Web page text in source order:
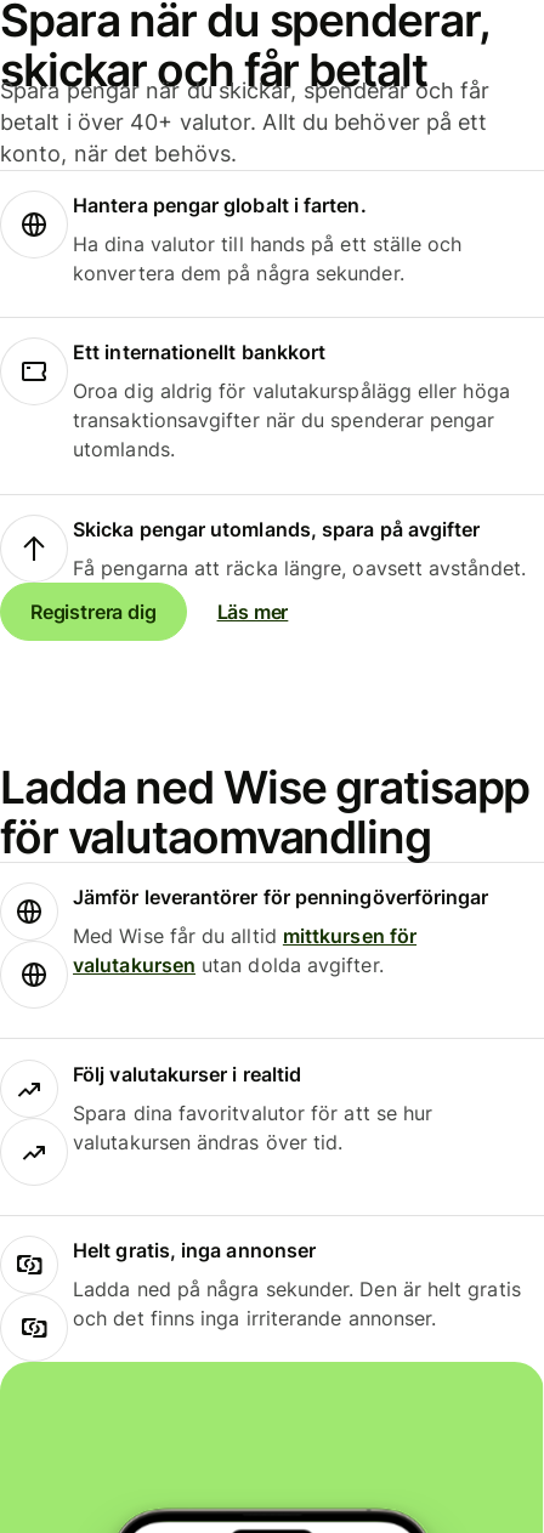
Spara när du spenderar,
skickar och får betalt
Spara pengar när du skickar, spenderar och får
betalt i över 40+ valutor. Allt du behöver på ett
konto, när det behövs.
Hantera pengar globalt i farten.
Ha dina valutor till hands på ett ställe och
konvertera dem på några sekunder.
Ett internationellt bankkort
Oroa dig aldrig för valutakurspålägg eller höga
transaktionsavgifter när du spenderar pengar
utomlands.
Skicka pengar utomlands, spara på avgifter
Få pengarna att räcka längre, oavsett avståndet.
Registrera dig
Läs mer
Ladda ned Wise gratisapp
för valutaomvandling
Jämför leverantörer för penningöverföringar
Med Wise får du alltid mittkursen för
valutakursen utan dolda avgifter.
Följ valutakurser i realtid
Spara dina favoritvalutor för att se hur
valutakursen ändras över tid.
Helt gratis, inga annonser
Ladda ned på några sekunder. Den är helt gratis
och det finns inga irriterande annonser.